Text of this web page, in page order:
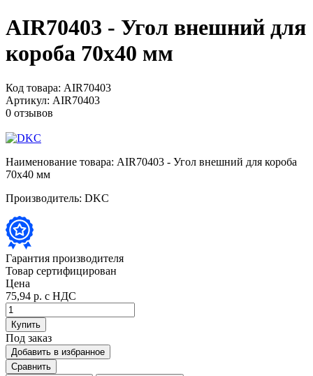
AIR70403 - Угол внешний для
короба 70х40 мм
Код товара: AIR70403
Артикул: AIR70403
0 отзывов
Наименование товара: AIR70403 - Угол внешний для короба
70х40 мм
Производитель: DKC
Гарантия производителя
Товар сертифицирован
Цена
75,94 р. с НДС
Купить
Под заказ
Добавить в избранное
Сравнить